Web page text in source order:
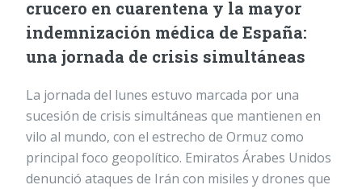
crucero en cuarentena y la mayor
indemnización médica de España:
una jornada de crisis simultáneas
La jornada del lunes estuvo marcada por una
sucesión de crisis simultáneas que mantienen en
vilo al mundo, con el estrecho de Ormuz como
principal foco geopolítico. Emiratos Árabes Unidos
denunció ataques de Irán con misiles y drones que